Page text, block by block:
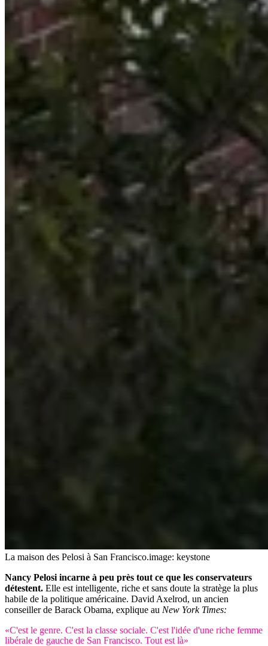
La maison des Pelosi à San Francisco.image: keystone
Nancy Pelosi incarne à peu près tout ce que les conservateurs
détestent. Elle est intelligente, riche et sans doute la stratège la plus
habile de la politique américaine. David Axelrod, un ancien
conseiller de Barack Obama, explique au New York Times:
«C'est le genre. C'est la classe sociale. C'est l'idée d'une riche femme
libérale de gauche de San Francisco. Tout est là»